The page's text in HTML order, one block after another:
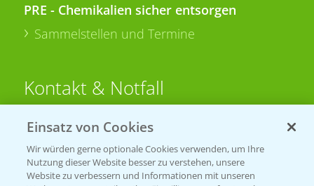
PRE - Chemikalien sicher entsorgen
Sammelstellen und Termine
Kontakt & Notfall
Beratung auf WhatsApp
T.+49 (0)174 346 564 1
Einsatz von Cookies
Wir würden gerne optionale Cookies verwenden, um Ihre
Nutzung dieser Website besser zu verstehen, unsere
Website zu verbessern und Informationen mit unseren